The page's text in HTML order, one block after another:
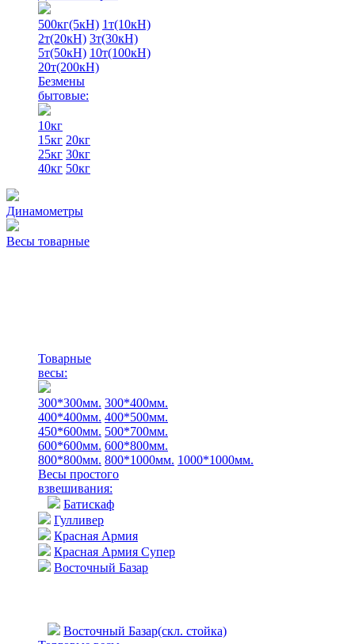
500кг(5кН) 1т(10кН)
2т(20кН) 3т(30кН)
5т(50кН) 10т(100кН)
20т(200кН)
Безмены
бытовые:
10кг
15кг 20кг
25кг 30кг
40кг 50кг
Динамометры
Весы товарные
Товарные
весы:
300*300мм. 300*400мм.
400*400мм. 400*500мм.
450*600мм. 500*700мм.
600*600мм. 600*800мм.
800*800мм. 800*1000мм. 1000*1000мм.
Весы простого
взвешивания:
Батискаф
Гулливер
Красная Армия
Красная Армия Супер
Восточный Базар
Восточный Базар(скл. стойка)